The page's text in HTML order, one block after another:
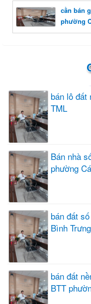
cần bán
phường
bán lô đất
TML
Bán nhà
phường
bán đất
Bình
bán đất
BTT